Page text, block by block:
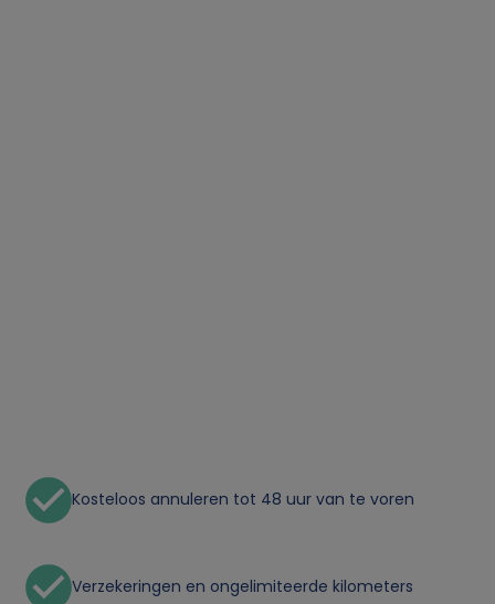
Kosteloos annuleren tot 48 uur van te voren
Verzekeringen en ongelimiteerde kilometers